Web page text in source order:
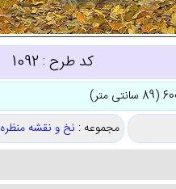
کد طرح : 1092
مجموعه : نخ و نقشه منظره